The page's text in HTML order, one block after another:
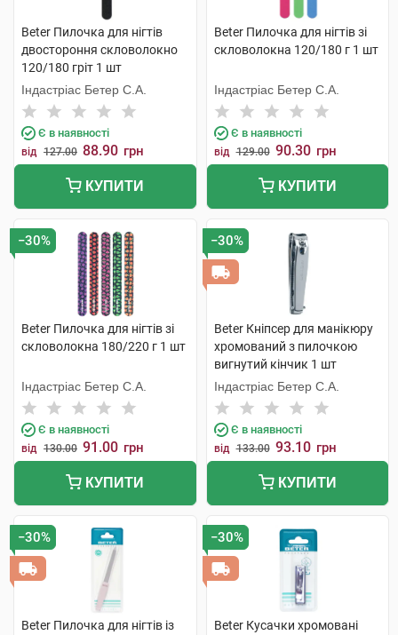
Beter Пилочка для нігтів
двостороння скловолокно
120/180 гріт 1 шт
Індастріас Бетер С.А.
Є в наявності
від 127.00 88.90 грн
КУПИТИ
Beter Пилочка для нігтів зі
скловолокна 120/180 г 1 шт
Індастріас Бетер С.А.
Є в наявності
від 129.00 90.30 грн
КУПИТИ
−30%
Beter Пилочка для нігтів зі
скловолокна 180/220 г 1 шт
Індастріас Бетер С.А.
Є в наявності
від 130.00 91.00 грн
КУПИТИ
−30%
Beter Кніпсер для манікюру
хромований з пилочкою
вигнутий кінчик 1 шт
Індастріас Бетер С.А.
Є в наявності
від 133.00 93.10 грн
КУПИТИ
−30%
Beter Пилочка для нігтів із
−30%
Beter Кусачки хромовані